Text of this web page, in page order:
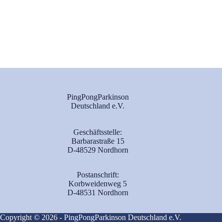
PingPongParkinson
Deutschland e.V.
Geschäftsstelle:
Barbarastraße 15
D-48529 Nordhorn
Postanschrift:
Korbweidenweg 5
D-48531 Nordhorn
Copyright © 2026 - PingPongParkinson Deutschland e.V.